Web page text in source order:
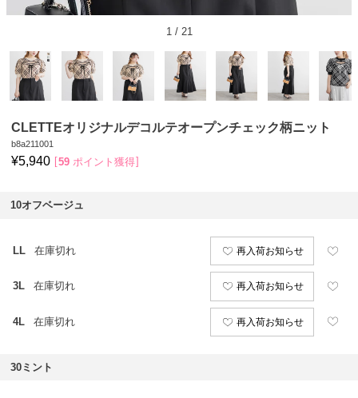
1/ 21
CLETTEオリジナルデコルテオープンチェック柄ニット
b8a211001
¥5,940 59 ポイント獲得
10オフベージュ
LL 在庫切れ 再入荷お知らせ
3L 在庫切れ 再入荷お知らせ
4L 在庫切れ 再入荷お知らせ
30ミント